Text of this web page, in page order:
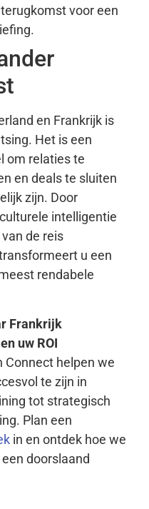
voor een
en Frankrijk is
Het is een
om relaties te
en deals te sluiten
zijn. Door
intelligentie
de reis
u een
rendabele
Frankrijk
uw ROI
Connect helpen we
te zijn in
tot strategisch
Plan een
in en ontdek hoe we
doorslaand